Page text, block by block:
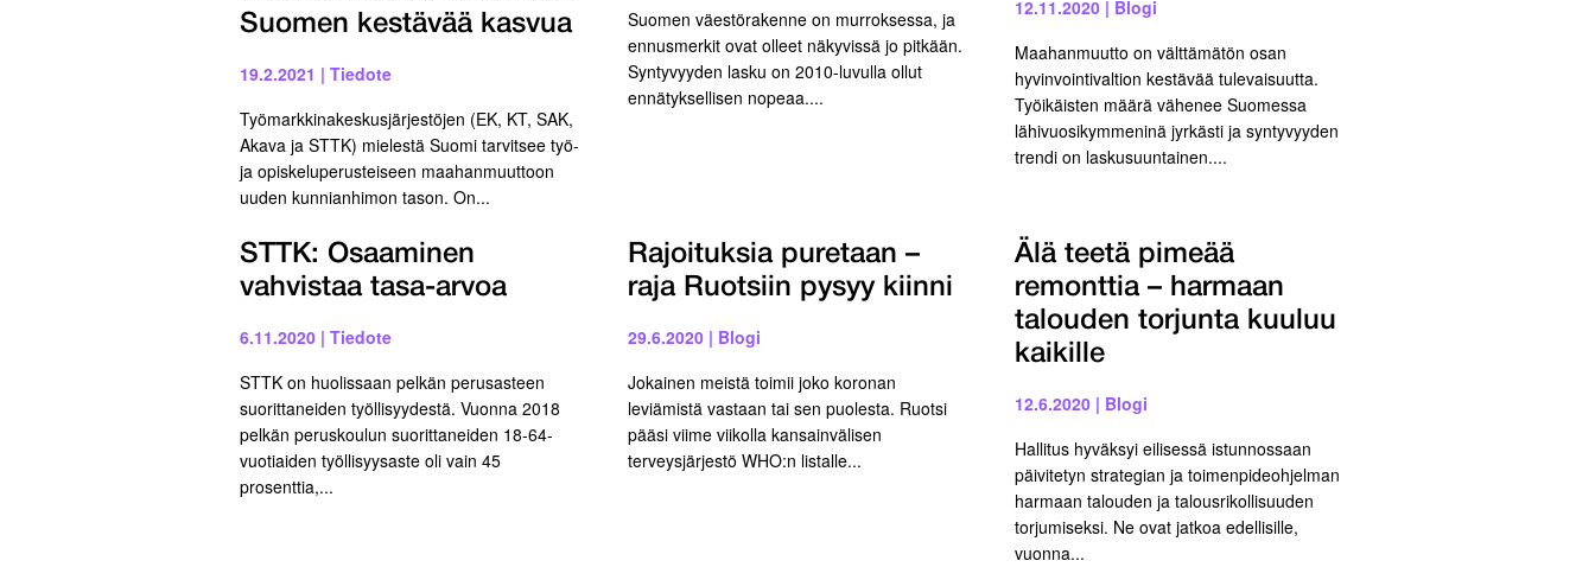
Suomen kestävää kasvua
19.2.2021 | Tiedote
Työmarkkinakeskusjärjestöjen (EK, KT, SAK,
Akava ja STTK) mielestä Suomi tarvitsee työ-
ja opiskeluperusteiseen maahanmuuttoon
uuden kunnianhimon tason. On...
Suomen väestörakenne on murroksessa, ja
ennusmerkit ovat olleet näkyvissä jo pitkään.
Syntyvyyden lasku on 2010-luvulla ollut
ennätyksellisen nopeaa....
12.11.2020 | Blogi
Maahanmuutto on välttämätön osan
hyvinvointivaltion kestävää tulevaisuutta.
Työikäisten määrä vähenee Suomessa
lähivuosikymmeninä jyrkästi ja syntyvyyden
trendi on laskusuuntainen....
STTK: Osaaminen
vahvistaa tasa-arvoa
6.11.2020 | Tiedote
STTK on huolissaan pelkän perusasteen
suorittaneiden työllisyydestä. Vuonna 2018
pelkän peruskoulun suorittaneiden 18-64-
vuotiaiden työllisyysaste oli vain 45
prosenttia,...
Rajoituksia puretaan –
raja Ruotsiin pysyy kiinni
29.6.2020| Blogi
Jokainen meistä toimii joko koronan
leviämistä vastaan tai sen puolesta. Ruotsi
pääsi viime viikolla kansainvälisen
terveysjärjestö WHO:n listalle...
Älä teetä pimeää
remonttia – harmaan
talouden torjunta kuuluu
kaikille
12.6.2020 | Blogi
Hallitus hyväksyi eilisessä istunnossaan
päivitetyn strategian ja toimenpideohjelman
harmaan talouden ja talousrikollisuuden
torjumiseksi. Ne ovat jatkoa edellisille,
vuonna...